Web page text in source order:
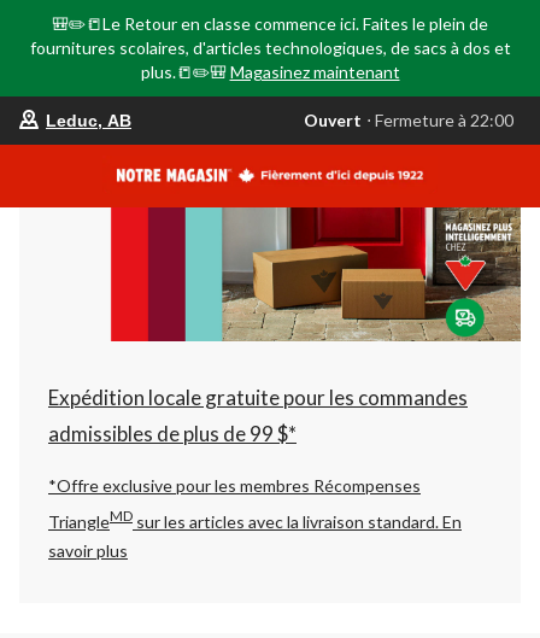
🎒✏️📒Le Retour en classe commence ici. Faites le plein de
fournitures scolaires, d'articles technologiques, de sacs à dos et
plus.📒✏️🎒 Magasinez maintenant
votre
est
AB,
Ouvert,
Fermeture
à
22:00
changer
Leduc, AB Ouvert ⋅ Fermeture à 22:00
Expédition locale gratuite pour les commandes
admissibles de plus de 99 $*
*Offre exclusive pour les membres Récompenses
TriangleMD sur les articles avec la livraison standard.En
savoir plus